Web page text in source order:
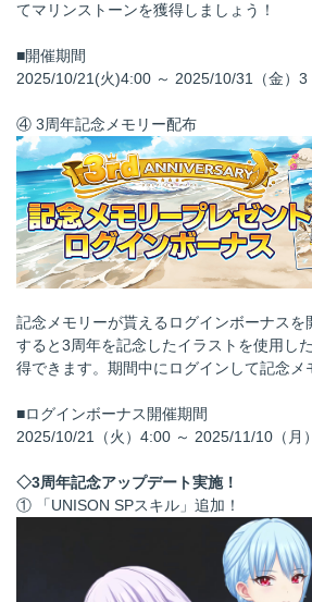
てマリンストーンを獲得しましょう！
■開催期間
2025/10/21(火)4:00 ～ 2025/10/31（金）3
④ 3周年記念メモリー配布
記念メモリーが貰えるログインボーナスを
すると3周年を記念したイラストを使用し
得できます。期間中にログインして記念メ
■ログインボーナス開催期間
2025/10/21（火）4:00 ～ 2025/11/10（月
◇3周年記念アップデート実施！
① 「UNISON SPスキル」追加！